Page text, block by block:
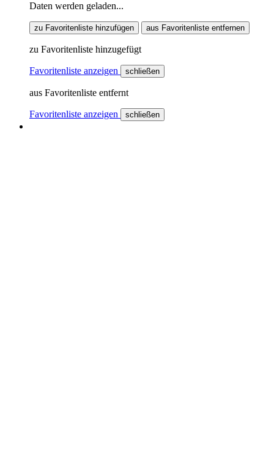
Daten werden geladen...
zu Favoritenliste hinzufügen aus Favoritenliste entfernen
zu Favoritenliste hinzugefügt
Favoritenliste anzeigen schließen
aus Favoritenliste entfernt
Favoritenliste anzeigen schließen